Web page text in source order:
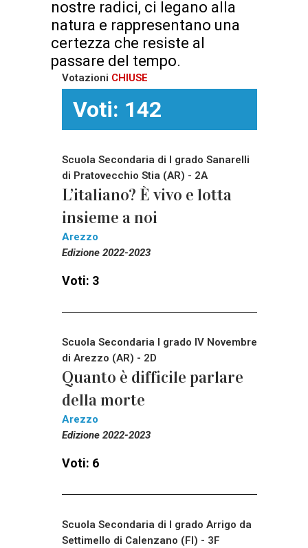
nostre radici, ci legano alla
natura e rappresentano una
certezza che resiste al
passare del tempo.
Votazioni CHIUSE
Voti: 142
Scuola Secondaria di I grado Sanarelli
di Pratovecchio Stia (AR) - 2A
L’italiano? È vivo e lotta
insieme a noi
Arezzo
Edizione 2022-2023
Voti: 3
Scuola Secondaria I grado IV Novembre
di Arezzo (AR) - 2D
Quanto è difficile parlare
della morte
Arezzo
Edizione 2022-2023
Voti: 6
Scuola Secondaria di I grado Arrigo da
Settimello di Calenzano (FI) - 3F